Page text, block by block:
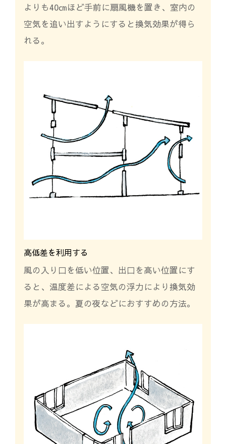
よりも40㎝ほど手前に扇風機を置き、室内の
空気を追い出すようにすると換気効果が得ら
れる。
高低差を利用する
風の入り口を低い位置、出口を高い位置にす
ると、温度差による空気の浮力により換気効
果が高まる。夏の夜などにおすすめの方法。